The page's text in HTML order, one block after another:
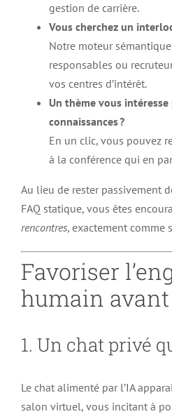
gestion de carrière.
Vous cherchez un
Notre moteur
responsables ou
vos centres d’intérêt.
Un thème vous
connaissances ?
En un clic, vous pouvez
à la conférence qui en
Au lieu de rester passivement
FAQ statique, vous êtes
rencontres, exactement comme
Favoriser
humain
1. Un chat privé
Le chat alimenté par l’IA
salon virtuel, vous incitant à